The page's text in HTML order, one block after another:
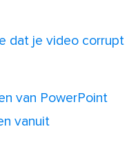
dat je video corrupt
van PowerPoint
vanuit